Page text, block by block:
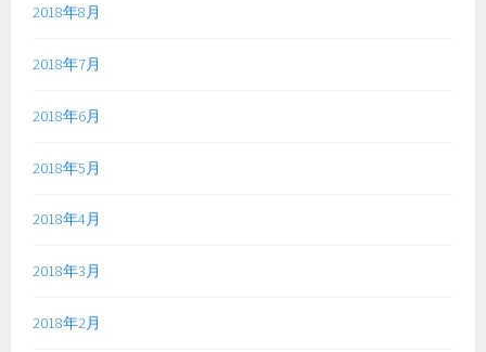
2018年8月
2018年7月
2018年6月
2018年5月
2018年4月
2018年3月
2018年2月